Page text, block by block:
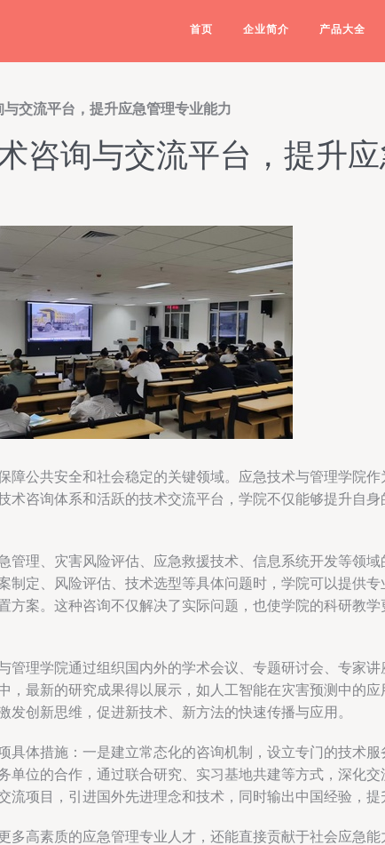
首页 企业简介 产品大全
交流平台，提升应急管理专业能力
咨询与交流平台，提升
公共安全和社会稳定的关键领域。应急技术与管理学院
咨询体系和活跃的技术交流平台，学院不仅能够提升自
理、灾害风险评估、应急救援技术、信息系统开发等领
定、风险评估、技术选型等具体问题时，学院可以提供
案。这种咨询不仅解决了实际问题，也使学院的科研教
理学院通过组织国内外的学术会议、专题研讨会、专家讲
最新的研究成果得以展示，如人工智能在灾害预测中的
创新思维，促进新技术、新方法的快速传播与应用。
体措施：一是建立常态化的咨询机制，设立专门的技术
位的合作，通过联合研究、实习基地共建等方式，深化
项目，引进国外先进理念和技术，同时输出中国经验，提
高素质的应急管理专业人才，还能直接贡献于社会应急